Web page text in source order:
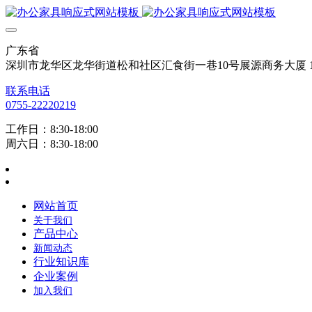
广东省
深圳市龙华区龙华街道松和社区汇食街一巷10号展源商务大厦
联系电话
0755-22220219
工作日：8:30-18:00
周六日：8:30-18:00
网站首页
关于我们
产品中心
新闻动态
行业知识库
企业案例
加入我们